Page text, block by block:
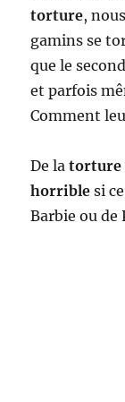
torture,
gamins se
que le
et parfois
Comment
De la torture
horrible si
Barbie ou de